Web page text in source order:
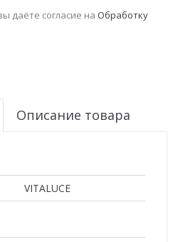
даёте согласие на Обработку
Описание товара
VITALUCE